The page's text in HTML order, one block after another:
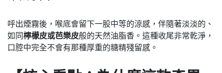
呼出煙霧後，喉底會留下一股中等的涼感，伴隨著淡淡的、
如同檸檬皮或芭樂皮般的天然油脂香。這種收尾非常乾淨，
口腔中完全不會有那種厚重的糖精殘留感。